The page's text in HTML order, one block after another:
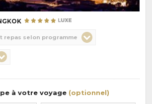
repas selon programme
à votre voyage (optionnel)